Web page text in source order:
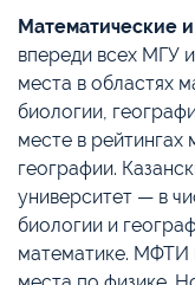
Математические
впереди всех МГУ
места в областях
биологии,
месте в рейтингах
географии.
университет — в
биологии и
математике. МФТИ